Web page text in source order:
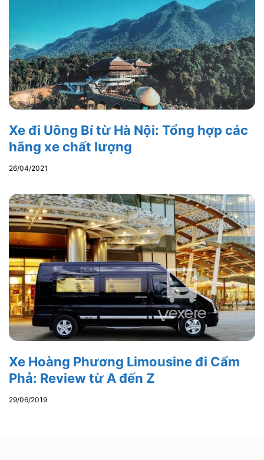
Xe đi Uông Bí từ Hà Nội: Tổng hợp các
hãng xe chất lượng
26/04/2021
Xe Hoàng Phương Limousine đi Cẩm
Phả: Review từ A đến Z
29/06/2019